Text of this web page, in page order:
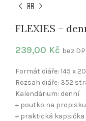
FLEXIES –
239,00 Kč bez
Formát diáře: 145 x
Rozsah diáře: 352
Kalendárium: denní
+ poutko na propisku
+ praktická kapsička